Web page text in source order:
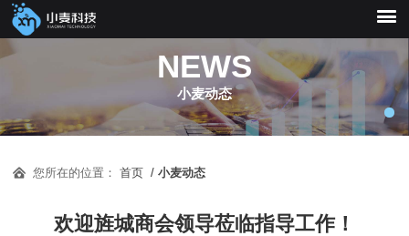
NEWS
小麦动态
您解决运营中的技术问
题，快速解决功能故障
您所在的位置： 首页 / 小麦动态
欢迎旌城商会领导莅临指导工作！